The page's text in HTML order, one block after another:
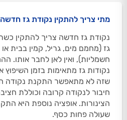
מתי צריך להתקין נקודת גז
נקודת גז חדשה צריך להתקין
גז (מחמם מים, גריל, קמין בבית
חשמליות), ואין לאן לחבר אותו.
נקודות גז מתאימות בזמן השיפוץ
שזה לא מתאפשר התקנת נקודה
חיבור לנקודה קרובה וכוללת
הצינורות. אופציה נוספת היא
שעולה פחות כסף.